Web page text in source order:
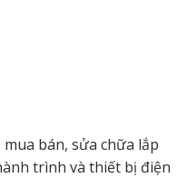
bán, sửa chữa lắp
trình và thiết bị điện